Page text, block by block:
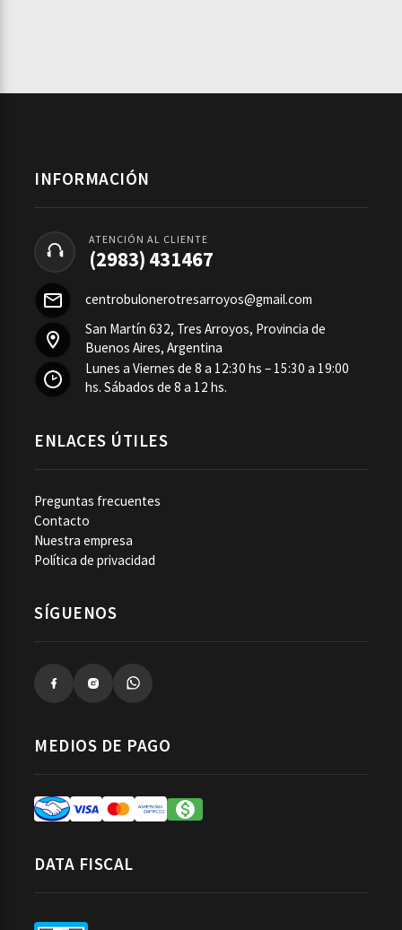
INFORMACIÓN
ATENCIÓN AL CLIENTE
(2983) 431467
centrobulonerotresarroyos@gmail.com
San Martín 632, Tres Arroyos, Provincia de
Buenos Aires, Argentina
Lunes a Viernes de 8 a 12:30 hs – 15:30 a 19:00
hs. Sábados de 8 a 12 hs.
ENLACES ÚTILES
Preguntas frecuentes
Contacto
Nuestra empresa
Política de privacidad
SÍGUENOS
MEDIOS DE PAGO
DATA FISCAL